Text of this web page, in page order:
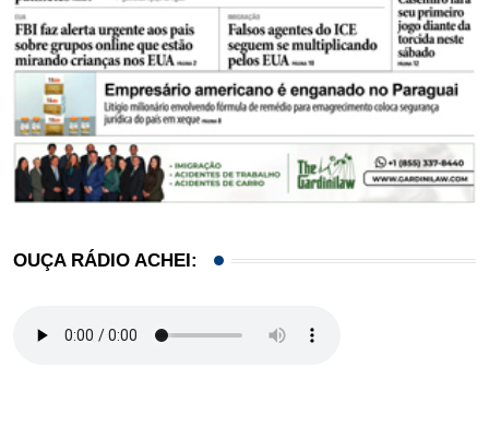
OUÇA RÁDIO ACHEI: